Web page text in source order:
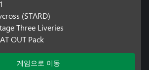
(STARD)
Three Liveries
OUT Pack
게임으로 이동